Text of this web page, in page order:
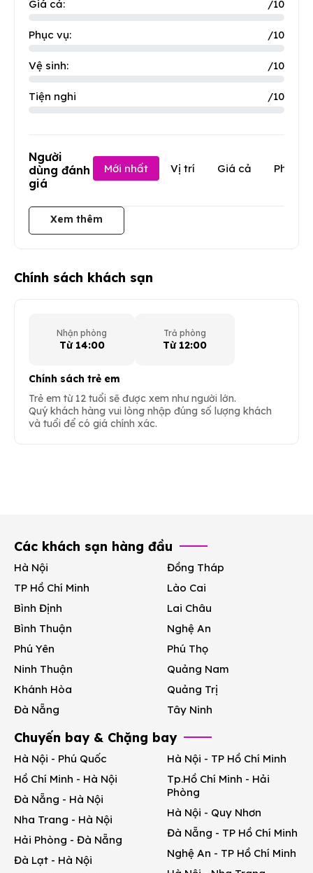
Giá cả: /10
Phục vụ: /10
Vệ sinh: /10
Tiện nghi /10
Người
dùng đánh
giá
Mới nhất Vị trí Giá cả Phục
Xem thêm
Chính sách khách sạn
Nhận phòng
Từ 14:00
Trả phòng
Từ 12:00
Chính sách trẻ em
Trẻ em từ 12 tuổi sẽ được xem như người lớn.
Quý khách hàng vui lòng nhập đúng số lượng khách
và tuổi để có giá chính xác.
Các khách sạn hàng đầu
Hà Nội
TP Hồ Chí Minh
Bình Định
Bình Thuận
Phú Yên
Ninh Thuận
Khánh Hòa
Đà Nẵng
Đồng Tháp
Lào Cai
Lai Châu
Nghệ An
Phú Thọ
Quảng Nam
Quảng Trị
Tây Ninh
Chuyến bay & Chặng bay
Hà Nội - Phú Quốc
Hồ Chí Minh - Hà Nội
Đà Nẵng - Hà Nội
Nha Trang - Hà Nội
Hải Phòng - Đà Nẵng
Đà Lạt - Hà Nội
Hà Nội - TP Hồ Chí Minh
Tp.Hồ Chí Minh - Hải
Phòng
Hà Nội - Quy Nhơn
Đà Nẵng - TP Hồ Chí Minh
Nghệ An - TP Hồ Chí Minh